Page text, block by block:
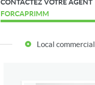
CONTACTEZ VOTRE AGENT
FORCAPRIMM
Local commercial